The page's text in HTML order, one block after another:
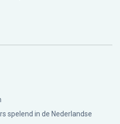
spelend in de Nederlandse